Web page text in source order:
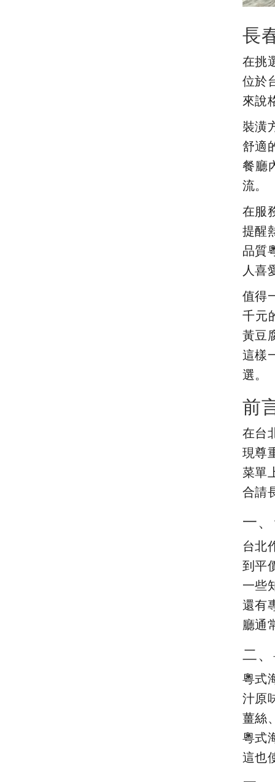
長
在挑
位於
來說
裝潢
舒適
餐廳
流。
在服
提醒
品質
人喜
值得
千元
黃豆
這樣
選。
前
在台
現尊
菜單
合請
一
台北
到平
一些
還有
廳通
二
粵式
汁原
薑絲
粵式
這也